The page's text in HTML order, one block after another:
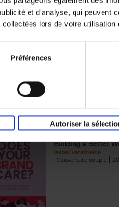
et d'analyse, qui peuvent
lors de votre utilisation
Préférences
Autoriser la
Digital
completely
Does Your
Building a Better
Isabel Verstraete
Couverture souple